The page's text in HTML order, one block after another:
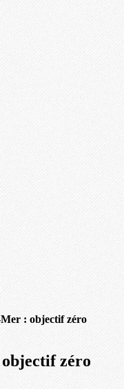
: objectif zéro
zéro